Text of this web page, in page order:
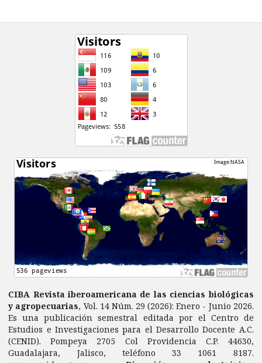
CIBA Revista iberoamericana de las ciencias biológicas
y agropecuarias, Vol. 14 Núm. 29 (2026): Enero - Junio 2026.
Es una publicación semestral editada por el Centro de
Estudios e Investigaciones para el Desarrollo Docente A.C.
(CENID). Pompeya 2705 Col Providencia C.P. 44630,
Guadalajara, Jalisco, teléfono 33 1061 8187.